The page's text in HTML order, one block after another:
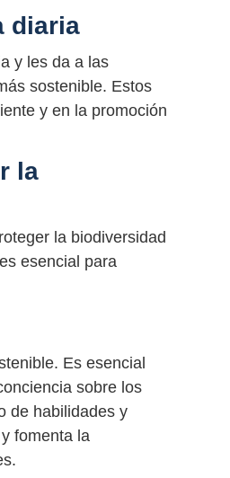
diaria
y les da a las
sostenible. Estos
y en la promoción
la
la biodiversidad
esencial para
Es esencial
sobre los
de habilidades y
fomenta la